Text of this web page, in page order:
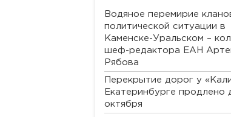
Водяное перемирие
политической ситуации в
Каменске-Уральском –
шеф-редактора ЕАН
Рябова
Перекрытие дорог у
Екатеринбурге продлено
октября